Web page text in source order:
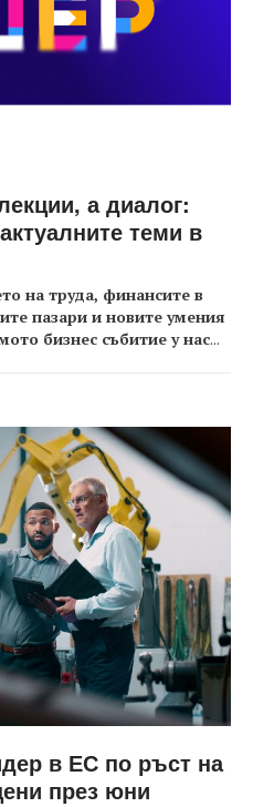
а диалог:
теми в
на труда, финансите в
пазари и новите умения
бизнес събитие у нас...
в ЕС по ръст на
през юни